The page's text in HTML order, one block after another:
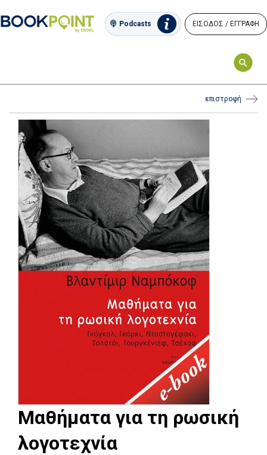
Podcasts ΕΙΣΟΔΟΣ / ΕΓΓΡΑΦΗ
επιστροφή
Μαθήματα για τη ρωσική
λογοτεχνία